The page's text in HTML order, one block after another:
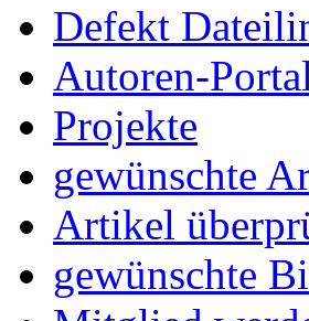
Defekt
Autoren-Portal
Projekte
gewünschte
Artikel
gewünschte